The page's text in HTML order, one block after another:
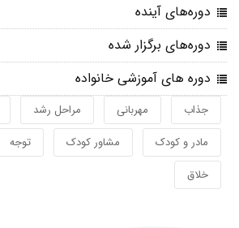
دوره‌های آینده
دوره‌های برگزار شده
دوره های آموزشی خانواده
جذاب مهربانی مراحل رشد
مادر و کودک
مشاور کودک توجه
خلاق